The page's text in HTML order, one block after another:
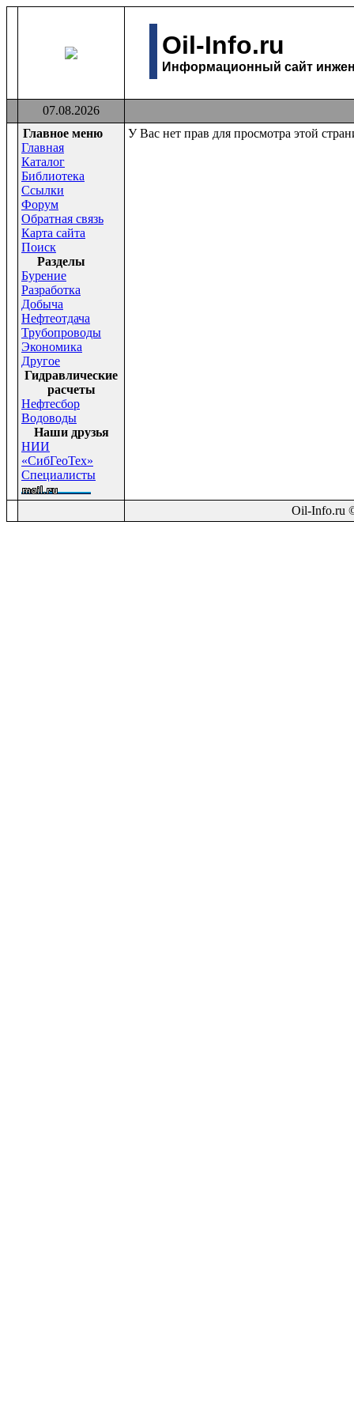
Oil-Info.ru
Информационный сайт
07.08.2026
Главное меню
Главная
Каталог
Библиотека
Ссылки
Форум
Обратная связь
Карта сайта
Поиск
Раздeлы
Бурение
Разработка
Добыча
Нефтеотдача
Трубопроводы
Экономика
Другое
Гидравлические
расчеты
Нефтесбор
Водоводы
Наши друзья
НИИ
«СибГеоТех»
Специалисты
У Вас нет прав для просмотра этой
Oil-Info.ru